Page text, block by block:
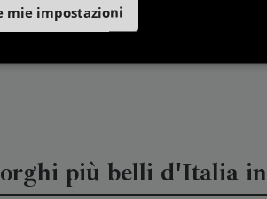
più belli d'Italia in
mie impostazioni